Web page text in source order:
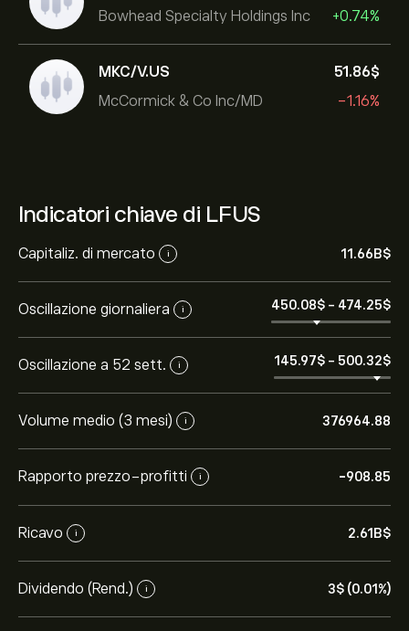
Bowhead Specialty Holdings Inc
+0.74%
MKC/V.US
McCormick & Co Inc/MD
51.86‎$‎
-1.16%
Indicatori chiave di LFUS
Capitaliz. di mercato i 11.66B‎$‎
Oscillazione giornaliera i 450.08‎$‎ - 474.25‎$‎
Oscillazione a 52 sett. i 145.97‎$‎ - 500.32‎$‎
Volume medio (3 mesi) i 376964.88
Rapporto prezzo-profitti i -908.85
Ricavo i 2.61B‎$‎
Dividendo (Rend.) i 3‎$‎ (0.01%)